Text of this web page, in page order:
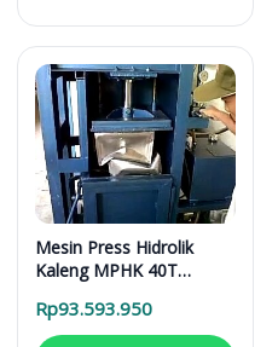
Mesin Press Hidrolik
Kaleng MPHK 40T
Rp93.593.950